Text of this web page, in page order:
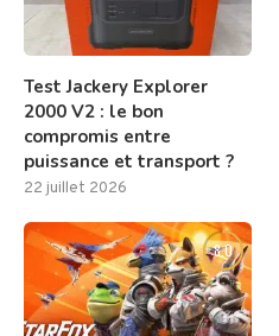
Test Jackery Explorer
2000 V2 : le bon
compromis entre
puissance et transport ?
22 juillet 2026
8.0